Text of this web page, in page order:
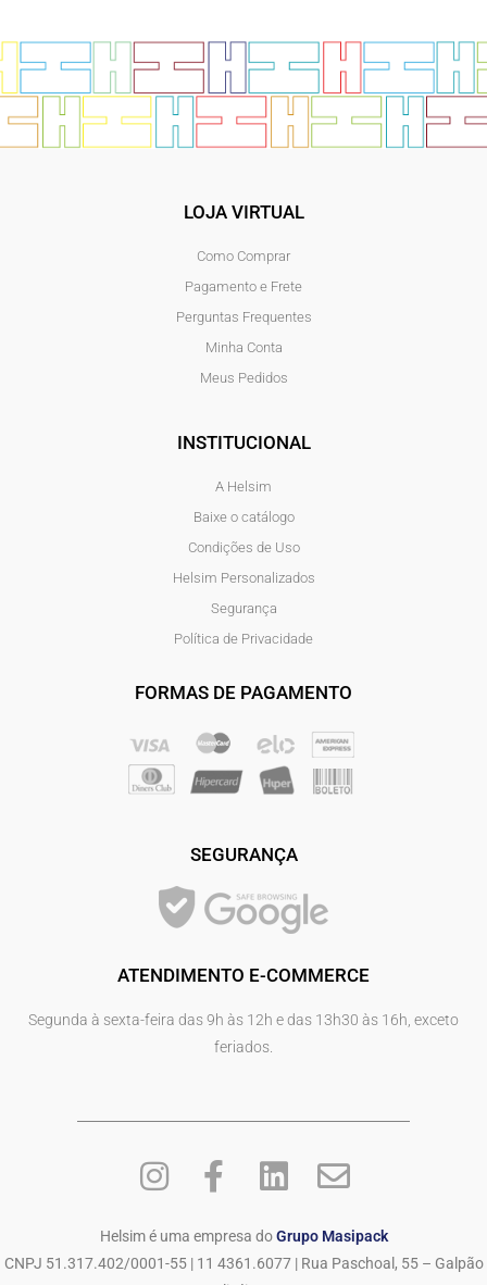
LOJA VIRTUAL
Como Comprar
Pagamento e Frete
Perguntas Frequentes
Minha Conta
Meus Pedidos
INSTITUCIONAL
A Helsim
Baixe o catálogo
Condições de Uso
Helsim Personalizados
Segurança
Política de Privacidade
FORMAS DE PAGAMENTO
SEGURANÇA
ATENDIMENTO E-COMMERCE
Segunda à sexta-feira das 9h às 12h e das 13h30 às 16h, exceto
feriados.
Helsim é uma empresa doGrupo Masipack
CNPJ 51.317.402/0001-55 | 11 4361.6077 | Rua Paschoal, 55 – Galpão